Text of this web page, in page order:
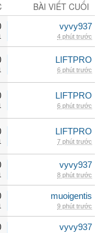
BÀI VIẾT CUỐI
vyvy937
4 phút trước
LIFTPRO
6 phút trước
LIFTPRO
6 phút trước
LIFTPRO
7 phút trước
vyvy937
8 phút trước
muoigentis
9 phút trước
vyvy937